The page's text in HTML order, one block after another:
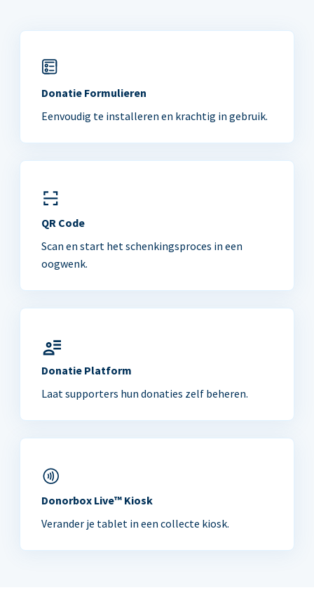
Donatie Formulieren
Eenvoudig te installeren en krachtig in gebruik.
QR Code
Scan en start het schenkingsproces in een
oogwenk.
Donatie Platform
Laat supporters hun donaties zelf beheren.
Donorbox Live™ Kiosk
Verander je tablet in een collecte kiosk.